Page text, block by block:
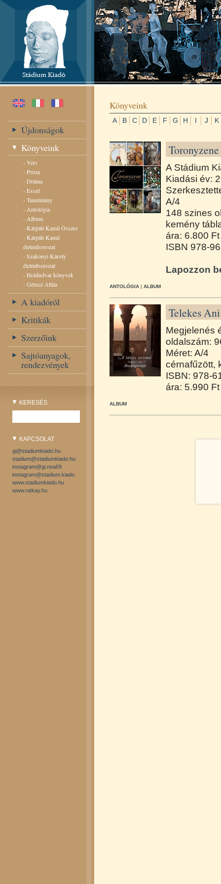
Újdonságok
Könyveink
-Vers
-Próza
-Dráma
-Esszé
-Tanulmány
- Antológia
- Album
-Kárpáti Kamil Összes
-Kárpáti Kamil
életműsorozat
-Szakonyi Károly
életműsorozat
-Holdudvar könyvek
-Gérecz Attila
A kiadóról
Kritikák
Szerzőink
Sajtóanyagok,
rendezvények
KERESÉS
KAPCSOLAT
gi@stadiumkiado.hu
stadium@stadiumkiado.hu
instagram@gi.noa69
instagram@stadium.kiado
www.stadiumkiado.hu
www.ratkay.hu
Könyveink
A B C D E F G H I J K
A Stádium
Kiadási év:
A/4
148 szines
kemény
ára: 6.800 Ft
ISBN 978-
Lapozzon
ANTOLÓGIA | ALBUM
Telekes
Megjelenés
oldalszám:
Méret: A/4
cérnafűzött,
ISBN: 978-
ára: 5.990 Ft
ALBUM